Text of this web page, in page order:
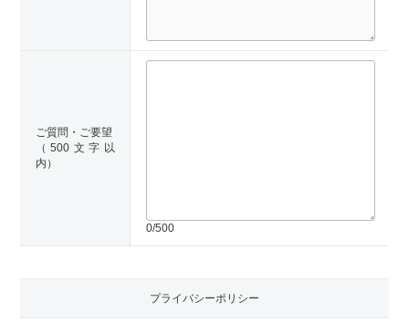
ご質問・ご要望
（500文字以
内）
0/500
プライバシーポリシー